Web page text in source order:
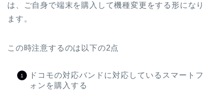
は、ご自身で端末を購入して機種変更をする形になり
ます。
この時注意するのは以下の2点
ドコモの対応バンドに対応しているスマートフ
ォンを購入する